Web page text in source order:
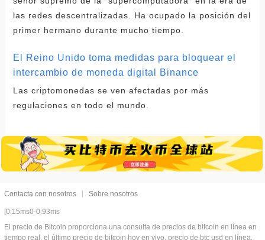
las redes descentralizadas. Ha ocupado la posición del
primer hermano durante mucho tiempo.
El Reino Unido toma medidas para bloquear el
intercambio de moneda digital Binance
Las criptomonedas se ven afectadas por más
regulaciones en todo el mundo.
Contacta con nosotros Sobre nosotros
[0:15ms0-0:93ms
El precio de Bitcoin proporciona una consulta de precios de bitcoin en línea en
tiempo real, el último precio de bitcoin hoy en vivo, precio de btc usd en línea,